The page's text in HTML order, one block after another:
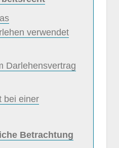
verwendet
Darlehensvertrag
bei einer
Betrachtung